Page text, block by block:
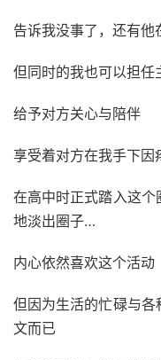
告诉我没事了，还有他
但同时的我也可以担任
给予对方关心与陪伴
享受着对方在我手下因
在高中时正式踏入这
地淡出圈子…
内心依然喜欢这个活动
但因为生活的忙碌与
文而已